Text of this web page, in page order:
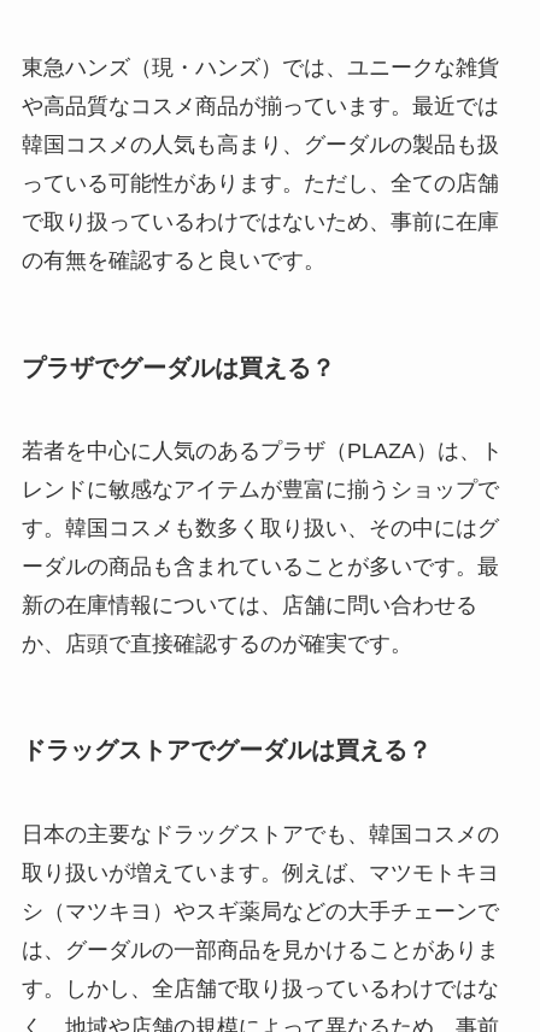
東急ハンズ（現・ハンズ）では、ユニークな雑貨
や高品質なコスメ商品が揃っています。最近では
韓国コスメの人気も高まり、グーダルの製品も扱
っている可能性があります。ただし、全ての店舗
で取り扱っているわけではないため、事前に在庫
の有無を確認すると良いです。
プラザでグーダルは買える？
若者を中心に人気のあるプラザ（PLAZA）は、ト
レンドに敏感なアイテムが豊富に揃うショップで
す。韓国コスメも数多く取り扱い、その中にはグ
ーダルの商品も含まれていることが多いです。最
新の在庫情報については、店舗に問い合わせる
か、店頭で直接確認するのが確実です。
ドラッグストアでグーダルは買える？
日本の主要なドラッグストアでも、韓国コスメの
取り扱いが増えています。例えば、マツモトキヨ
シ（マツキヨ）やスギ薬局などの大手チェーンで
は、グーダルの一部商品を見かけることがありま
す。しかし、全店舗で取り扱っているわけではな
く、地域や店舗の規模によって異なるため、事前